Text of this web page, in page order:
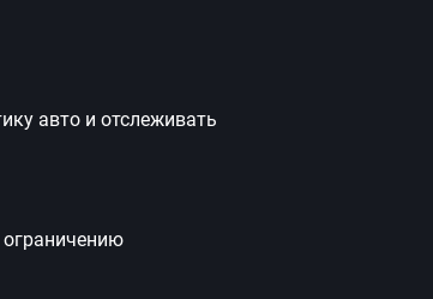
авто и отслеживать